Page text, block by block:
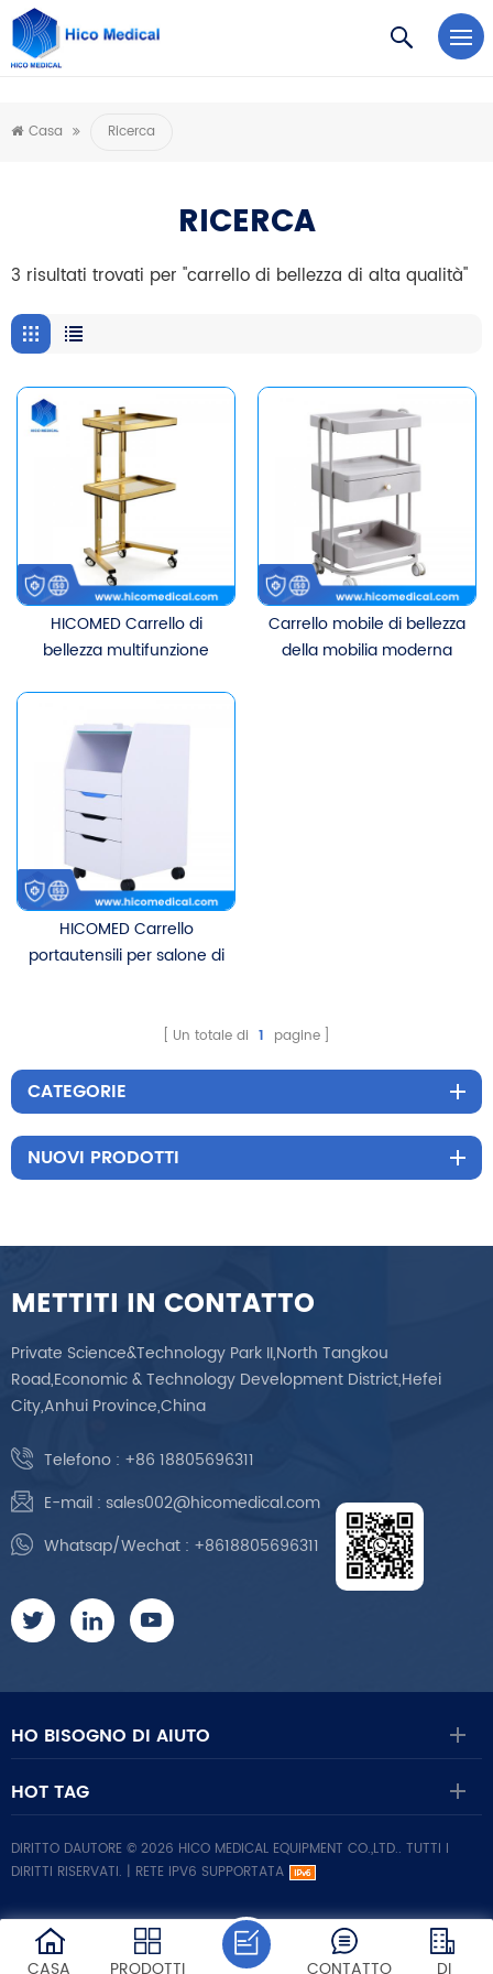
https://www.microsoft.com/en-us/microsoft-teams/log-in
Casa Ricerca
RICERCA
3 risultati trovati per "carrello di bellezza di alta qualità"
HICOMED Carrello di
bellezza multifunzione
inossidabile di alta qualità
Carrello mobile di bellezza
della mobilia moderna
HICOMED Carrello
portautensili per salone di
disinfezione UV Carrello di
d'ingrandimento
Un totale di 1 pagine
CATEGORIE
NUOVI PRODOTTI
METTITI IN CONTATTO
Private Science&Technology Park II,North Tangkou
Road,Economic & Technology Development District,Hefei
City,Anhui Province,China
Telefono : +86 18805696311
E-mail : sales002@hicomedical.com
Whatsap/Wechat : +8618805696311
HO BISOGNO DI AIUTO
HOT TAG
DIRITTO DAUTORE © 2026 HICO MEDICAL EQUIPMENT CO.,LTD.. TUTTI I
DIRITTI RISERVATI. | RETE IPV6 SUPPORTATA